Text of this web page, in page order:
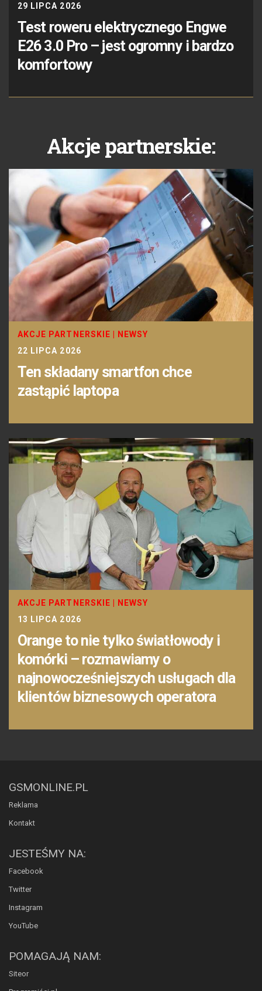
29 LIPCA 2026
Test roweru elektrycznego Engwe
E26 3.0 Pro – jest ogromny i bardzo
komfortowy
Akcje partnerskie:
AKCJE PARTNERSKIE
NEWSY
22 LIPCA 2026
Ten składany smartfon chce
zastąpić laptopa
AKCJE PARTNERSKIE
NEWSY
13 LIPCA 2026
Orange to nie tylko światłowody i
komórki – rozmawiamy o
najnowocześniejszych usługach dla
klientów biznesowych operatora
GSMONLINE.PL
Reklama
Kontakt
JESTEŚMY NA:
Facebook
Twitter
Instagram
YouTube
POMAGAJĄ NAM:
Siteor